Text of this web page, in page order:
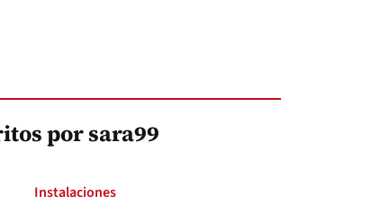
por sara99
Instalaciones